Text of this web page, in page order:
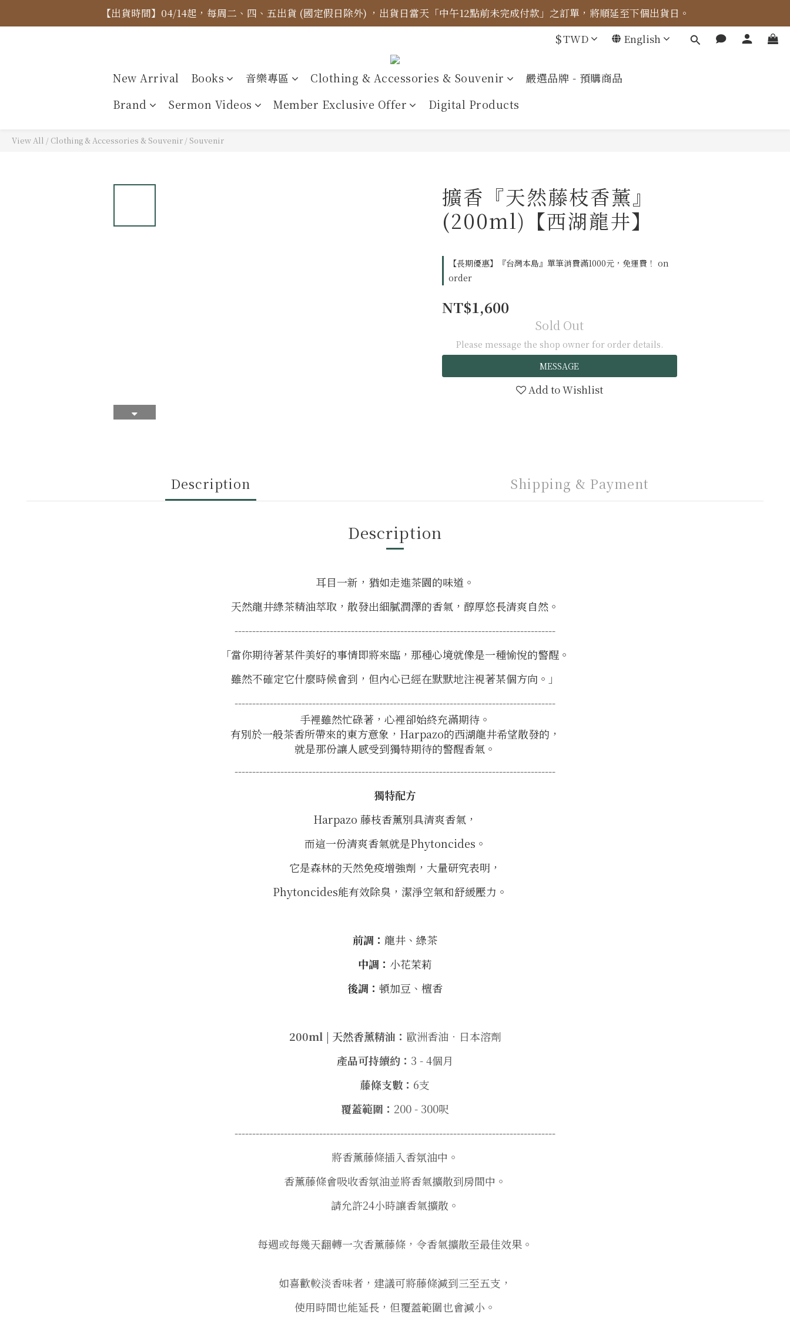
【價格標示更新】異象出版品-價格標示更新為原價，折扣一律購物車計算。
【出貨時間】04/14起，每周二、四、五出貨 (國定假日除外) ，出貨日當天「中午12點前未完成付款」之訂單，將順延至下個出貨日。
【價格標示更新】異象出版品-價格標示更新為原價，折扣一律購物車計算。
$TWD English
New Arrival Books 音樂專區 Clothing & Accessories & Souvenir
嚴選品牌 - 預購商品
Brand
Sermon Videos Member Exclusive Offer Digital Products
View All / Clothing & Accessories & Souvenir / Souvenir
擴香『天然藤枝香薰』
(200ml)【西湖龍井】
【長期優惠】『台灣本島』單筆消費滿1000元，免運費！ on
order
NT$1,600
Sold Out
Please message the shop owner for order details.
MESSAGE
Add to Wishlist
Description Shipping & Payment
Description
耳目一新，猶如走進茶園的味道。
天然龍井綠茶精油萃取，散發出細膩潤澤的香氣，醇厚悠長清爽自然。
-------------------------------------------------------------------------------------------
「當你期待著某件美好的事情即將來臨，那種心境就像是一種愉悅的警醒。
雖然不確定它什麼時候會到，但內心已經在默默地注視著某個方向。」
-------------------------------------------------------------------------------------------
手裡雖然忙碌著，心裡卻始終充滿期待。
有別於一般茶香所帶來的東方意象，Harpazo的西湖龍井希望散發的，
就是那份讓人感受到獨特期待的警醒香氣。
-------------------------------------------------------------------------------------------
獨特配方
Harpazo 藤枝香薰別具清爽香氣，
而這一份清爽香氣就是Phytoncides。
它是森林的天然免疫增強劑，大量研究表明，
Phytoncides能有效除臭，潔淨空氣和舒緩壓力。 ⠀
前調： 龍井、綠茶
中調： 小花茉莉
後調： 頓加豆、檀香
200ml | 天然香薰精油： 歐洲香油．日本溶劑
產品可持續約： 3 - 4個月
藤條支數： 6支
覆蓋範圍： 200 - 300呎
-------------------------------------------------------------------------------------------
將香薰藤條插入香氛油中。
香薰藤條會吸收香氛油並將香氣擴散到房間中。
請允許24小時讓香氣擴散。
每週或每幾天翻轉一次香薰藤條， 令香氣擴散至最佳效果。
如喜歡較淡香味者，建議可將藤條減到三至五支，
使用時間也能延長，但覆蓋範圍也會減小。